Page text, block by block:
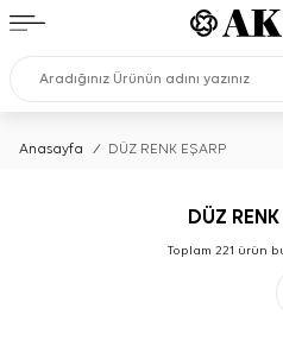
Anasayfa / DÜZ RENK EŞARP
DÜZ
Toplam 221 ürün